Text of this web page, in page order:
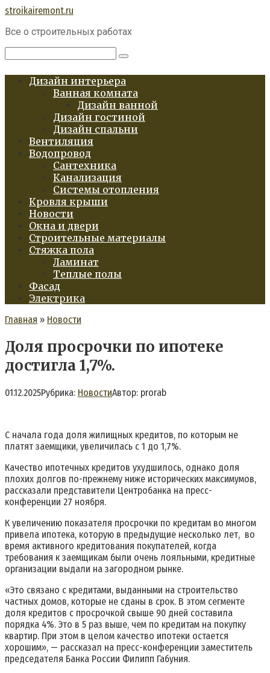
Перейти
контенту
stroikairemont.ru
Все о строительных работах
Дизайн интерьера
Ванная комната
Дизайн ванной
Дизайн гостиной
Дизайн спальни
Вентиляция
Водопровод
Сантехника
Канализация
Системы отопления
Кровля крыши
Новости
Окна и двери
Строительные материалы
Стяжка пола
Ламинат
Теплые полы
Фасад
Электрика
Главная » Новости
Доля просрочки по ипотеке
достигла 1,7%.
01.12.2025Рубрика: НовостиАвтор: prorab
С начала года доля жилищных кредитов, по которым не
платят заемщики, увеличилась с 1 до 1,7%.
Качество ипотечных кредитов ухудшилось, однако доля
плохих долгов по-прежнему ниже исторических максимумов,
рассказали представители Центробанка на пресс-
конференции 27 ноября.
К увеличению показателя просрочки по кредитам во многом
привела ипотека, которую в предыдущие несколько лет, во
время активного кредитования покупателей, когда
требования к заемщикам были очень лояльными, кредитные
организации выдали на загородном рынке.
«Это связано с кредитами, выданными на строительство
частных домов, которые не сданы в срок. В этом сегменте
доля кредитов с просрочкой свыше 90 дней составила
порядка 4%. Это в 5 раз выше, чем по кредитам на покупку
квартир. При этом в целом качество ипотеки остается
хорошим», — рассказал на пресс-конференции заместитель
председателя Банка России Филипп Габуния.